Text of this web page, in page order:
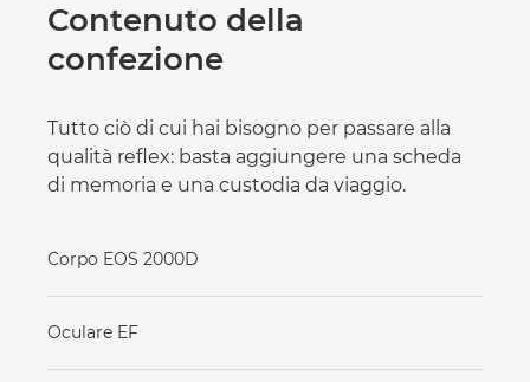
Contenuto della
confezione
Tutto ciò di cui hai bisogno per passare alla
qualità reflex: basta aggiungere una scheda
di memoria e una custodia da viaggio.
Corpo EOS 2000D
Oculare EF